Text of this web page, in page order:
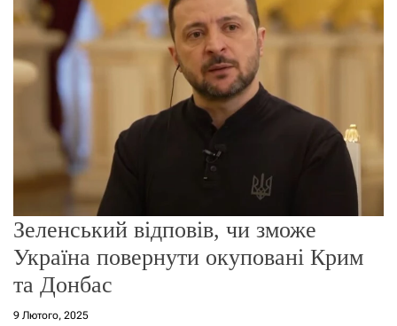
р
е
Зеленський відповів, чи зможе
Україна повернути окуповані Крим
та Донбас
9 Лютого, 2025